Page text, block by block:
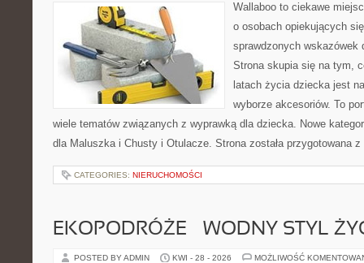
Wallaboo to ciekawe
o osobach opiekujących
sprawdzonych wskazówek
Strona skupia się na tym,
latach życia dziecka jest
wyborze akcesoriów. To
wiele tematów związanych z wyprawką dla dziecka. Nowe
dla Maluszka i Chusty i Otulacze. Strona została przygotowana
CATEGORIES: NIERUCHOMOŚCI
EKOPODRÓŻE – WODNY STYL
POSTED BY ADMIN KWI - 28 - 2026 MOŻLIWOŚĆ